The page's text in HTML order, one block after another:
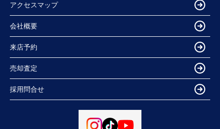
アクセスマップ
会社概要
来店予約
売却査定
採用問合せ